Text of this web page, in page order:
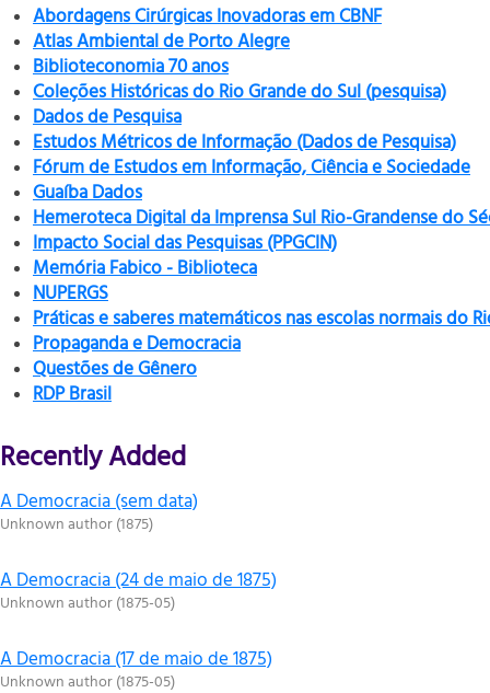
Abordagens Cirúrgicas Inovadoras em CBNF
Atlas Ambiental de Porto Alegre
Biblioteconomia 70 anos
Coleções Históricas do Rio Grande do Sul (pesquisa)
Dados de Pesquisa
Estudos Métricos de Informação (Dados de Pesquisa)
Fórum de Estudos em Informação, Ciência e Sociedade
Guaíba Dados
Hemeroteca Digital da Imprensa Sul Rio-Grandense do
Impacto Social das Pesquisas (PPGCIN)
Memória Fabico - Biblioteca
NUPERGS
Práticas e saberes matemáticos nas escolas normais do
Propaganda e Democracia
Questões de Gênero
RDP Brasil
Recently Added
A Democracia (sem data)
Unknown author(1875)
A Democracia (24 de maio de 1875)
Unknown author(1875-05)
A Democracia (17 de maio de 1875)
Unknown author(1875-05)